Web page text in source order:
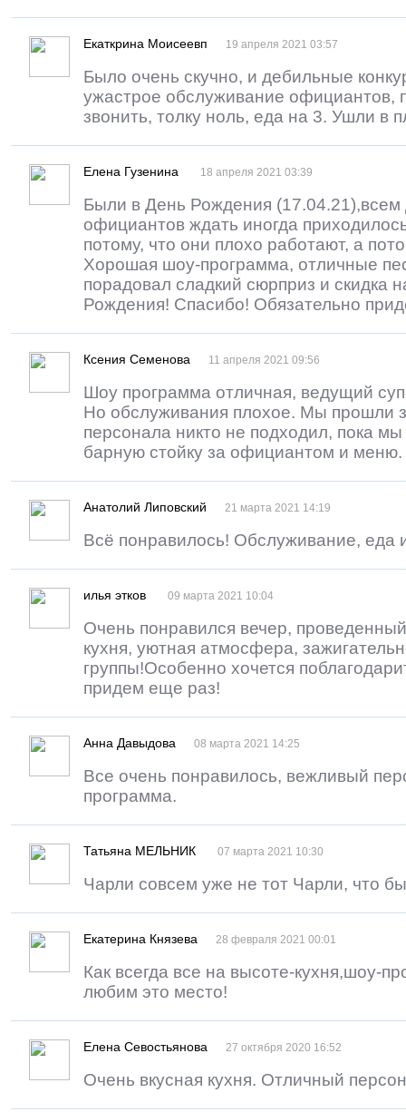
Екаткрина Моисеевп 19 апреля 2021 03:57
Было очень скучно, и дебильные
ужастрое обслуживание официантов,
звонить, толку ноль, еда на 3. Ушли в
Елена Гузенина 18 апреля 2021 03:39
Были в День Рождения (17.04.21),всем
официантов ждать иногда
потому, что они плохо работают, а
Хорошая шоу-программа, отличные
порадовал сладкий сюрприз и скидка
Рождения! Спасибо! Обязательно
Ксения Семенова 11 апреля 2021 09:56
Шоу программа отличная, ведущий
Но обслуживания плохое. Мы прошли
персонала никто не подходил, пока
барную стойку за официантом и меню.
Анатолий Липовский 21 марта 2021 14:19
Всё понравилось! Обслуживание, еда
илья этков 09 марта 2021 10:04
Очень понравился вечер,
кухня, уютная атмосфера,
группы!Особенно хочется
придем еще раз!
Анна Давыдова 08 марта 2021 14:25
Все очень понравилось, вежливый
программа.
Татьяна МЕЛЬНИК 07 марта 2021 10:30
Чарли совсем уже не тот Чарли, что
Екатерина Князева 28 февраля 2021 00:01
Как всегда все на высоте-кухня,шоу-
любим это место!
Елена Севостьянова 27 октября 2020 16:52
Очень вкусная кухня. Отличный